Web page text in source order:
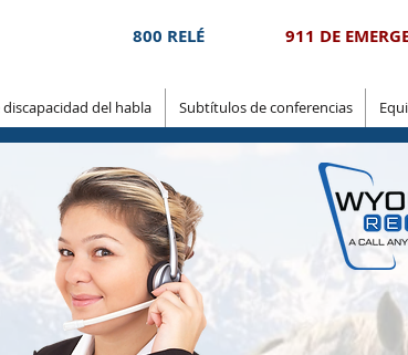
800 RELÉ 911 DE
del habla Subtítulos de conferencias